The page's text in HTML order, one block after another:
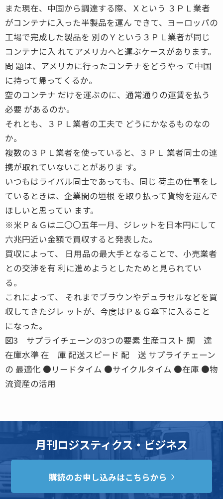
また現在、中国から調達する際、Ｘという ３ＰＬ業者
がコンテナに入った半製品を運ん できて、ヨーロッパの
工場で完成した製品を 別のＹという３ＰＬ業者が同じ
コンテナに入 れてアメリカへと運ぶケースがあります。
問 題は、アメリカに行ったコンテナをどうやっ て中国
に持って帰ってくるか。
空のコンテナ だけを運ぶのに、通常通りの運賃を払う
必要 があるのか。
それとも、３ＰＬ業者の工夫で どうにかなるものなの
か。
複数の３ＰＬ業者を使っていると、３ＰＬ 業者同士の連
携が取れていないことがありま す。
いつもはライバル同士であっても、同じ 荷主の仕事をし
ているときは、企業間の垣根 を取り払って貨物を運んで
ほしいと思ってい ます。
※米Ｐ＆Ｇは二〇〇五年一月、ジレットを日本円にして
六兆円近い金額で買収すると発表した。
買収によって、 日用品の最大手となることで、小売業者
との交渉を有 利に進めようとしたためと見られてい
る。
これによって、 それまでブラウンやデュラセルなどを買
収してきたジレ ットが、今度はＰ＆Ｇ傘下に入ること
になった。
図3 サプライチェーンの3つの要素 生産コスト 調 達
在庫水準 在 庫 配送スピード 配 送 サプライチェーン
の 最適化 ●リードタイム ●サイクルタイム ●在庫 ●物
流資産の活用
月刊ロジスティクス・ビジネス
購読のお申し込みはこちらから